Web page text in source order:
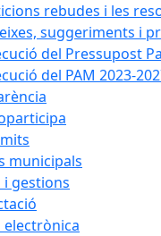
rebudes i les
suggeriments i
del Pressupost
del PAM 2023-
municipals
i gestions
electrònica